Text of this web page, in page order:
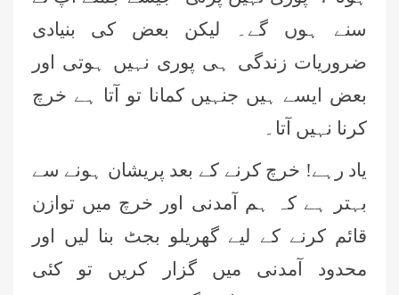
سنے ہوں گے۔ لیکن بعض کی بنیادی
ضروریات زندگی ہی پوری نہیں ہوتی اور
بعض ایسے ہیں جنہیں کمانا تو آتا ہے خرچ
کرنا نہیں آتا۔
یاد رہے! خرچ کرنے کے بعد پریشان ہونے سے
بہتر ہے کہ ہم آمدنی اور خرچ میں توازن
قائم کرنے کے لیے گھریلو بجٹ بنا لیں اور
محدود آمدنی میں گزار کریں تو کئی